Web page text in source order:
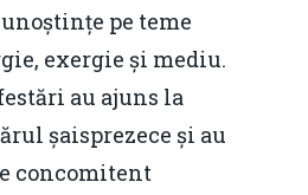
pe teme
exergie și mediu.
au ajuns la
șaisprezece și au
concomitent